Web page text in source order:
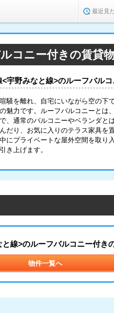
最近見
コニー付きの賃貸
<宇野みなと線>のルーフバル
騒を離れ、自宅にいながら空の下
魅力です。ルーフバルコニーとは
、通常のバルコニーやベランダと
だり、お気に入りのテラス家具を
にプライベートな屋外空間を取り
き上げます。
線>のルーフバルコニー付き
物件一覧へ